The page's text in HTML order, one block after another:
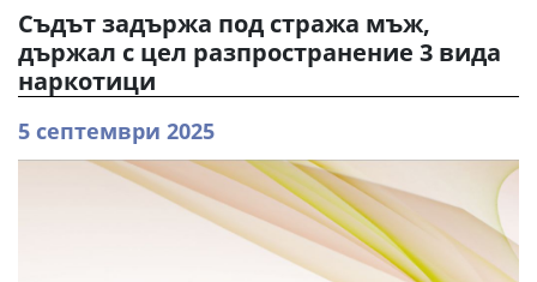
Съдът задържа под стража мъж,
държал с цел разпространение 3 вида
наркотици
5 септември 2025